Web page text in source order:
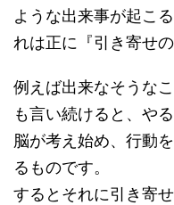
ような出来事が起こ
れは正に『引き寄せ
例えば出来なそうな
も言い続けると、や
脳が考え始め、行動
るものです。
するとそれに引き寄